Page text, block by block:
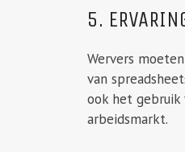
5.
Wervers
van
ook het gebruik
arbeidsmarkt.